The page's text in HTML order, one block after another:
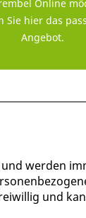
Online
Sie hier das
Angebot.
werden
und